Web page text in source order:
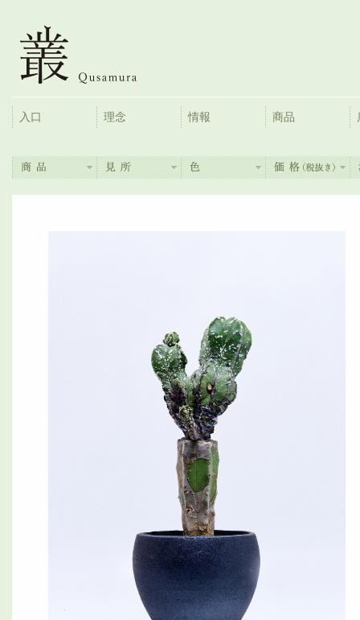
入口 理念 情報 商品